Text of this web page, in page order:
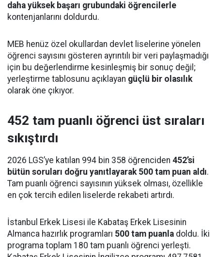
daha yüksek başarı grubundaki öğrencilerle
kontenjanlarını doldurdu.
MEB henüz özel okullardan devlet liselerine yönelen
öğrenci sayısını gösteren ayrıntılı bir veri paylaşmadığı
için bu değerlendirme kesinleşmiş bir sonuç değil;
yerleştirme tablosunu açıklayan güçlü bir olasılık
olarak öne çıkıyor.
452 tam puanlı öğrenci üst sıraları
sıkıştırdı
2026 LGS’ye katılan 994 bin 358 öğrenciden 452’si
bütün soruları doğru yanıtlayarak 500 tam puan aldı.
Tam puanlı öğrenci sayısının yüksek olması, özellikle
en çok tercih edilen liselerde rekabeti artırdı.
İstanbul Erkek Lisesi ile Kabataş Erkek Lisesinin
Almanca hazırlık programları 500 tam puanla doldu. İki
programa toplam 180 tam puanlı öğrenci yerleşti.